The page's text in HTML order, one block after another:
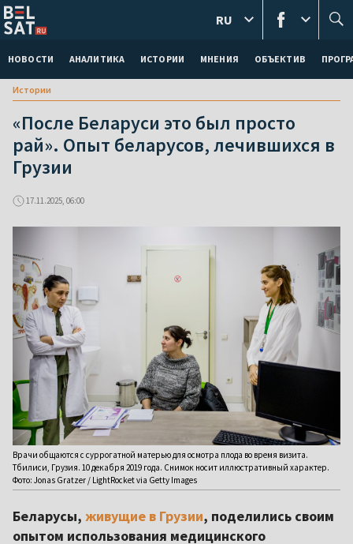
НОВОСТИ АНАЛИТИКА ИСТОРИИ МНЕНИЯ ОБЪЕКТИВ
RU
Истории
«После Беларуси это был просто
рай». Опыт беларусов, лечившихся в
Грузии
17.11.2025, 06:00
Врачи общаются с суррогатной матерью для осмотра плода во время визита.
Тбилиси, Грузия. 10 декабря 2019 года. Снимок носит иллюстративный характер.
Фото: Jonas Gratzer / LightRocket via Getty Images
Беларусы, живущие в Грузии, поделились своим
опытом использования медицинского